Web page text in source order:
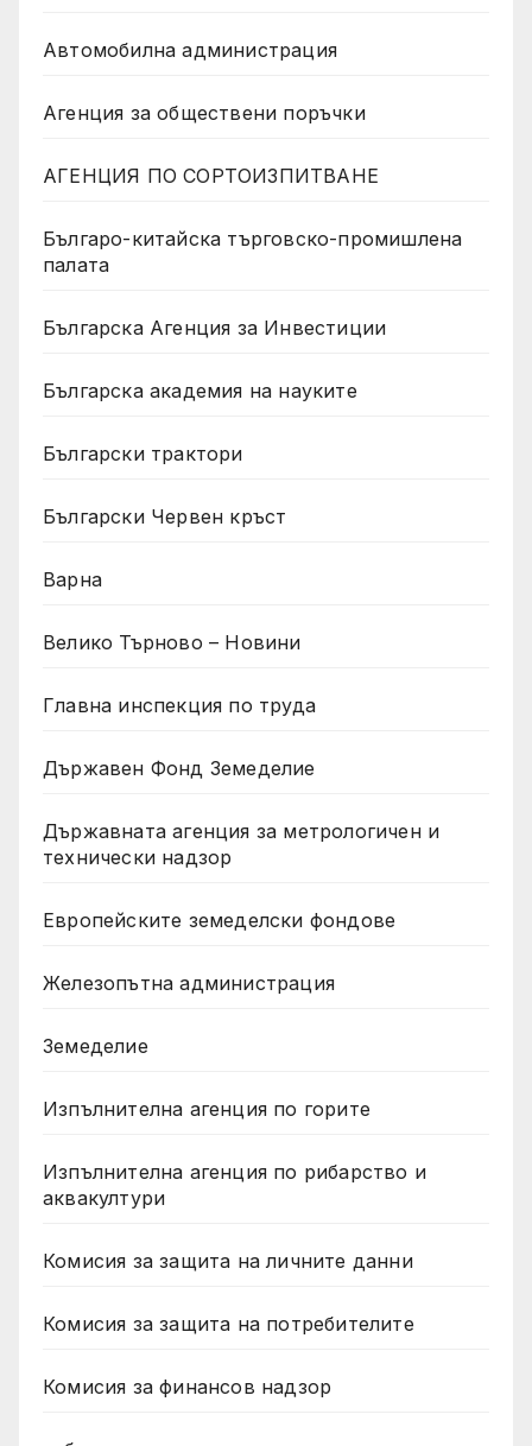
Автомобилна администрация
Агенция за обществени поръчки
АГЕНЦИЯ ПО СОРТОИЗПИТВАНЕ
Българо-китайска търговско-промишлена
палата
Българска Агенция за Инвестиции
Българска академия на науките
Български трактори
Български Червен кръст
Варна
Велико Търново – Новини
Главна инспекция по труда
Държавен Фонд Земеделие
Държавната агенция за метрологичен и
технически надзор
Европейските земеделски фондове
Железопътна администрация
Земеделие
Изпълнителна агенция по горите
Изпълнителна агенция по рибарство и
аквакултури
Комисия за защита на личните данни
Комисия за защита на потребителите
Комисия за финансов надзор